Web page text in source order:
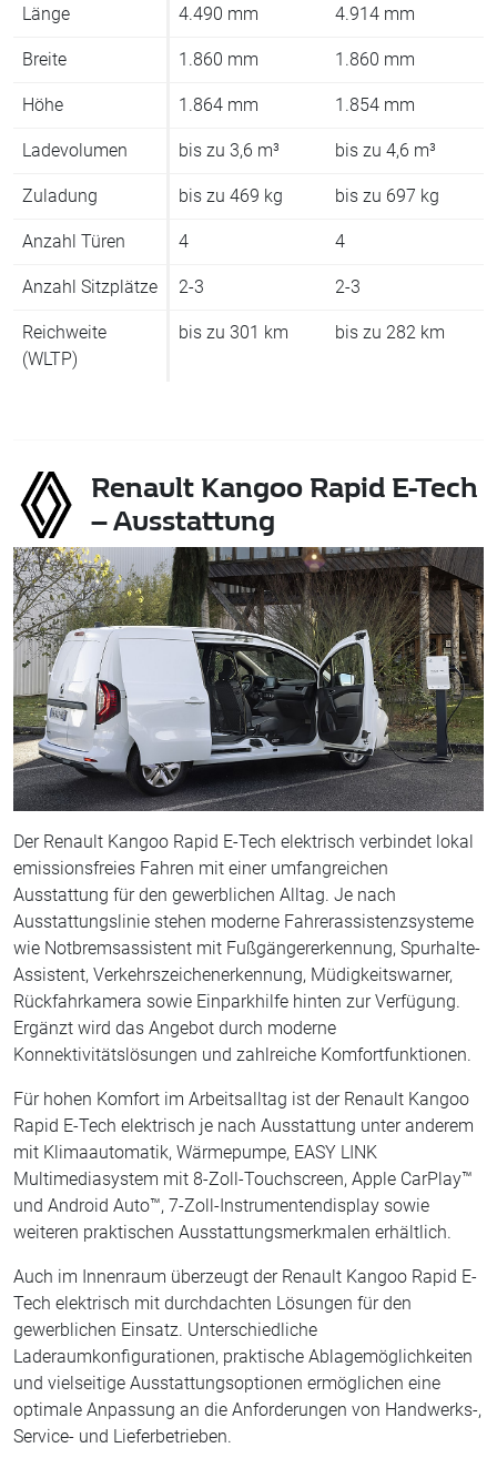
Länge 4.490 mm 4.914 mm
Breite 1.860 mm 1.860 mm
Höhe 1.864 mm 1.854 mm
Ladevolumen bis zu 3,6 m³ bis zu 4,6 m³
Zuladung bis zu 469 kg bis zu 697 kg
Anzahl Türen 4 4
Anzahl Sitzplätze 2-3 2-3
Reichweite
(WLTP)
bis zu 301 km bis zu 282 km
Renault Kangoo Rapid E-Tech
– Ausstattung
Der Renault Kangoo Rapid E-Tech elektrisch verbindet lokal
emissionsfreies Fahren mit einer umfangreichen
Ausstattung für den gewerblichen Alltag. Je nach
Ausstattungslinie stehen moderne Fahrerassistenzsysteme
wie Notbremsassistent mit Fußgängererkennung, Spurhalte-
Assistent, Verkehrszeichenerkennung, Müdigkeitswarner,
Rückfahrkamera sowie Einparkhilfe hinten zur Verfügung.
Ergänzt wird das Angebot durch moderne
Konnektivitätslösungen und zahlreiche Komfortfunktionen.
Für hohen Komfort im Arbeitsalltag ist der Renault Kangoo
Rapid E-Tech elektrisch je nach Ausstattung unter anderem
mit Klimaautomatik, Wärmepumpe, EASY LINK
Multimediasystem mit 8-Zoll-Touchscreen, Apple CarPlay™
und Android Auto™, 7-Zoll-Instrumentendisplay sowie
weiteren praktischen Ausstattungsmerkmalen erhältlich.
Auch im Innenraum überzeugt der Renault Kangoo Rapid E-
Tech elektrisch mit durchdachten Lösungen für den
gewerblichen Einsatz. Unterschiedliche
Laderaumkonfigurationen, praktische Ablagemöglichkeiten
und vielseitige Ausstattungsoptionen ermöglichen eine
optimale Anpassung an die Anforderungen von Handwerks-,
Service- und Lieferbetrieben.